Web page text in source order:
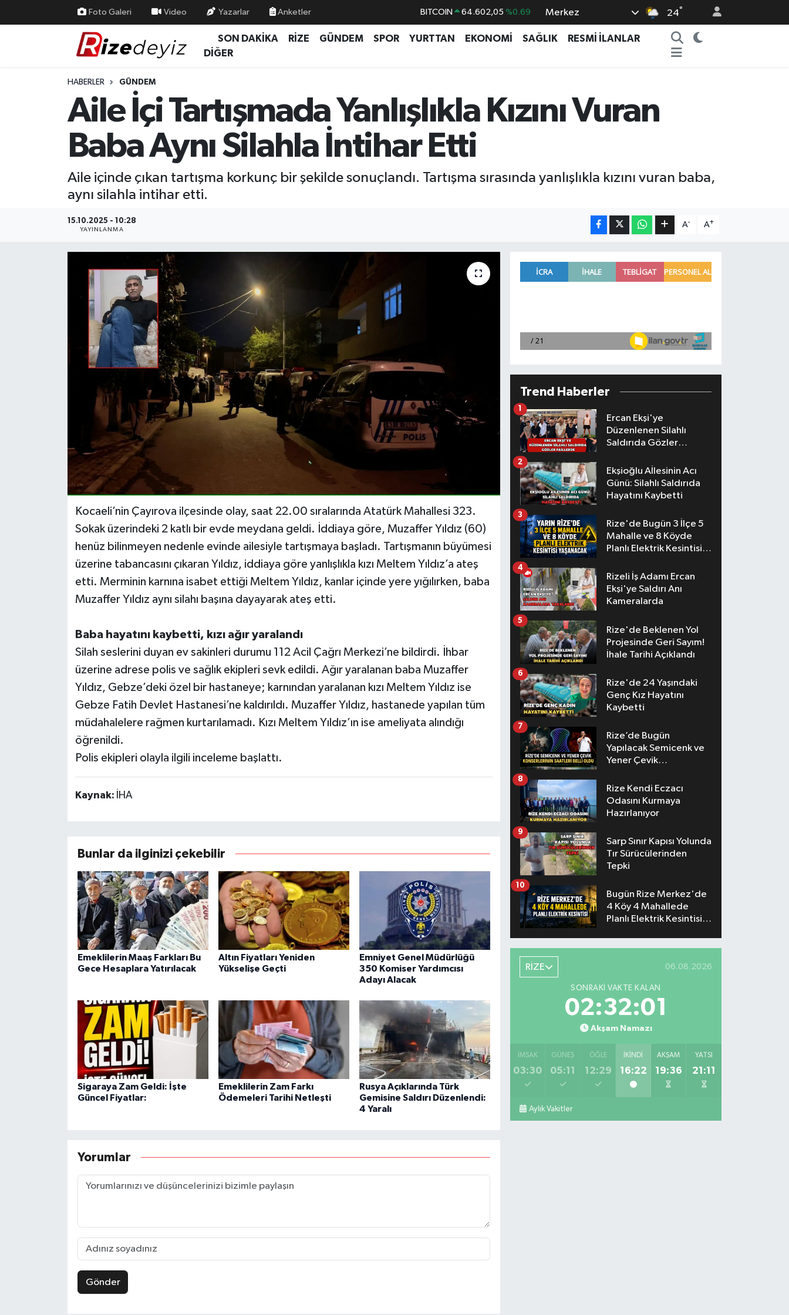
Foto Galeri Video Yazarlar Anketler BITCOIN 64.602,05 %0.69
DOLAR 47,6006 %0.06
GRAM ALTIN 6513.94 %0.32
BİST100 13.768 %48
Merkez 24°
SON DAKİKA RİZE GÜNDEM SPOR YURTTAN EKONOMİ SAĞLIK
RESMİ İLANLAR
DİĞER
HABERLER GÜNDEM
Aile İçi Tartışmada Yanlışlıkla Kızını Vuran
Baba Aynı Silahla İntihar Etti
Aile içinde çıkan tartışma korkunç bir şekilde sonuçlandı. Tartışma sırasında yanlışlıkla kızını vuran baba,
aynı silahla intihar etti.
15.10.2025 - 10:28
YAYINLANMA
A- A+
Kocaeli’nin Çayırova ilçesinde olay, saat 22.00 sıralarında Atatürk Mahallesi 323.
Sokak üzerindeki 2 katlı bir evde meydana geldi. İddiaya göre, Muzaffer Yıldız (60)
henüz bilinmeyen nedenle evinde ailesiyle tartışmaya başladı. Tartışmanın büyümesi
üzerine tabancasını çıkaran Yıldız, iddiaya göre yanlışlıkla kızı Meltem Yıldız’a ateş
etti. Merminin karnına isabet ettiği Meltem Yıldız, kanlar içinde yere yığılırken, baba
Muzaffer Yıldız aynı silahı başına dayayarak ateş etti.
Baba hayatını kaybetti, kızı ağır yaralandı
Silah seslerini duyan ev sakinleri durumu 112 Acil Çağrı Merkezi’ne bildirdi. İhbar
üzerine adrese polis ve sağlık ekipleri sevk edildi. Ağır yaralanan baba Muzaffer
Yıldız, Gebze’deki özel bir hastaneye; karnından yaralanan kızı Meltem Yıldız ise
Gebze Fatih Devlet Hastanesi’ne kaldırıldı. Muzaffer Yıldız, hastanede yapılan tüm
müdahalelere rağmen kurtarılamadı. Kızı Meltem Yıldız’ın ise ameliyata alındığı
öğrenildi.
Polis ekipleri olayla ilgili inceleme başlattı.
Kaynak: İHA
Bunlar da ilginizi çekebilir
Emeklilerin Maaş Farkları Bu
Gece Hesaplara Yatırılacak
Altın Fiyatları Yeniden
Yükselişe Geçti
Emniyet Genel Müdürlüğü
350 Komiser Yardımcısı
Adayı Alacak
Sigaraya Zam Geldi: İşte
Güncel Fiyatlar:
Emeklilerin Zam Farkı
Ödemeleri Tarihi Netleşti
Rusya Açıklarında Türk
Gemisine Saldırı Düzenlendi:
4 Yaralı
Yorumlar
Gönder
Trend Haberler
Ercan Ekşi'ye
Düzenlenen Silahlı
Saldırıda Gözler
1
Ekşioğlu Aİlesinin Acı
Günü: Silahlı Saldırıda
Hayatını Kaybetti
2
Rize'de Bugün 3 İlçe 5
Mahalle ve 8 Köyde
Planlı Elektrik Kesintisi
3
Rizeli İş Adamı Ercan
Ekşi'ye Saldırı Anı
Kameralarda
4
Rize'de Beklenen Yol
Projesinde Geri Sayım!
İhale Tarihi Açıklandı
5
Rize'de 24 Yaşındaki
Genç Kız Hayatını
Kaybetti
6
Rize’de Bugün
Yapılacak Semicenk ve
Yener Çevik
Belli Oldu
7
Rize Kendi Eczacı
Odasını Kurmaya
Hazırlanıyor
8
Sarp Sınır Kapısı Yolunda
Tır Sürücülerinden
Tepki
9
Bugün Rize Merkez'de
4 Köy 4 Mahallede
Planlı Elektrik Kesintisi
10
RİZE 06.08.2026
SONRAKI VAKTE KALAN
02:32:00
Akşam Namazı
İMSAK
03:30
GÜNEŞ
05:11
ÖĞLE
12:29
İKINDI
16:22
AKŞAM
19:36
YATSI
21:11
Aylık Vakitler
Yurttan Haberler
Ekonomi
Rize Nöbetçi Eczaneler
Rize Trafik Yoğunluk Haritası
Süper Lig Puan Durumu ve Fikstür
Son Dakika Haberleri
Haber Arşivi